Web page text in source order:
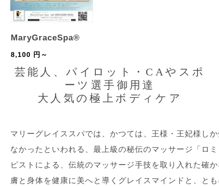
MaryGraceSpa®
8,100 円～
芸能人、パイロット・CAやスポ
ーツ選手御用達
大人気の極上ボディケア
マリーグレイススパでは、かつては、王様・王妃様し
なかったといわれる、最上級の秘伝のマッサージ「ロ
ピストによる、伝統のマッサージ手技を取り入れた確
膚と身体を健康に美へと導くグレイスマインドと、と